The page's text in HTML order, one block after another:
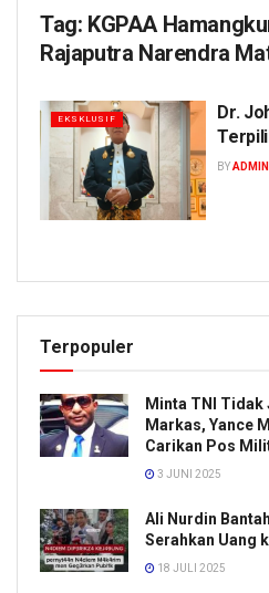
Tag: KGPAA
Rajaputra Narendra
EKSKLUSIF
Dr.
BY ADMIN
Terpopuler
Minta TNI Tidak
Markas, Yance
Carikan Pos
3 JUNI 2025
Ali Nurdin
Serahkan Uang
18 JULI 2025